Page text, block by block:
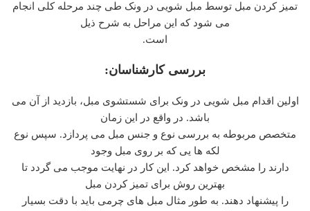
تمیز کردن مبل توسط مبل شویی در ونک طی چند مرحله کلی انجام
می شود که این مراحل به شرح ذیل
است.
بررسی کارشناسان:
اولین اقدام مبل شویی در ونک برای شستشوی مبل، بازدید از آن می
باشد. در واقع در این زمان
متخصص مربوطه به بررسی نوع و جنس مبل می پردازد. سپس نوع
لکه ها یی که بر روی مبل وجود
دارند را مشخص خواهد کرد. این کار در نهایت موجب می گردد تا
بهترین روش برای تمیز کردن مبل
را پیشنهاد دهند. به طور مثال مبل های چرمی باید با دقت بسیار